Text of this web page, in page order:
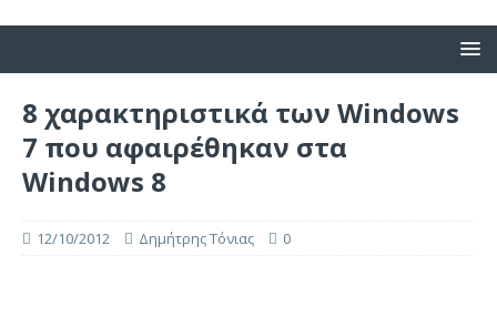
8 χαρακτηριστικά των Windows
7 που αφαιρέθηκαν στα
Windows 8
12/10/2012 Δημήτρης Τόνιας 0